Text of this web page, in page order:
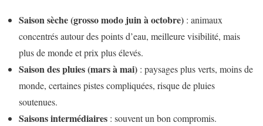
Saison sèche (grosso modo juin à octobre) : animaux
concentrés autour des points d’eau, meilleure visibilité, mais
plus de monde et prix plus élevés.
Saison des pluies (mars à mai) : paysages plus verts, moins de
monde, certaines pistes compliquées, risque de pluies
soutenues.
Saisons intermédiaires : souvent un bon compromis.